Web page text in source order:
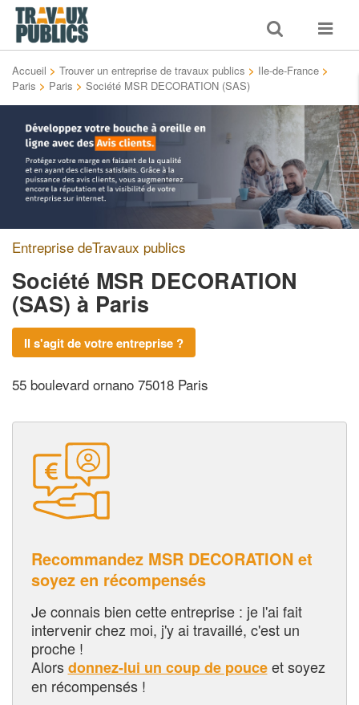
Toggle
search
Toggle
Accueil > Trouver un entreprise de travaux publics > Ile-de-France >
Paris > Paris > Société MSR DECORATION (SAS)
Entreprise deTravaux publics
Société MSR DECORATION
(SAS) à Paris
Il s'agit de votre entreprise ?
55 boulevard ornano 75018 Paris
Recommandez MSR DECORATION et
soyez en récompensés
Je connais bien cette entreprise : je l'ai fait
intervenir chez moi, j'y ai travaillé, c'est un
proche !
Alorsdonnez-lui un coup de pouceet soyez
en récompensés !